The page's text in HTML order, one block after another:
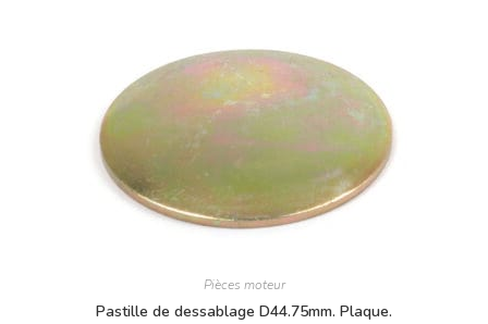
Pièces moteur
Pastille de dessablage D44.75mm. Plaque.